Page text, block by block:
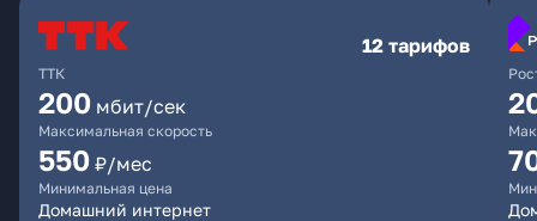
ТТК
12 тарифов
200 мбит/сек
Максимальная скорость
550 ₽/мес
Минимальная цена
Домашний интернет